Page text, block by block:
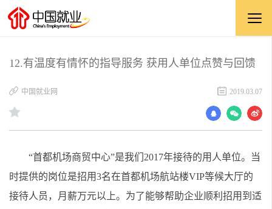
12.有温度有情怀的指导服务 获用人单位点赞与回馈
中国就业网 2019.03.07
“首都机场商贸中心”是我们2017年接待的用人单位。当
时提供的岗位是招用3名在首都机场航站楼VIP等候大厅的
接待人员，月薪万元以上。为了能够帮助企业顺利招用到适